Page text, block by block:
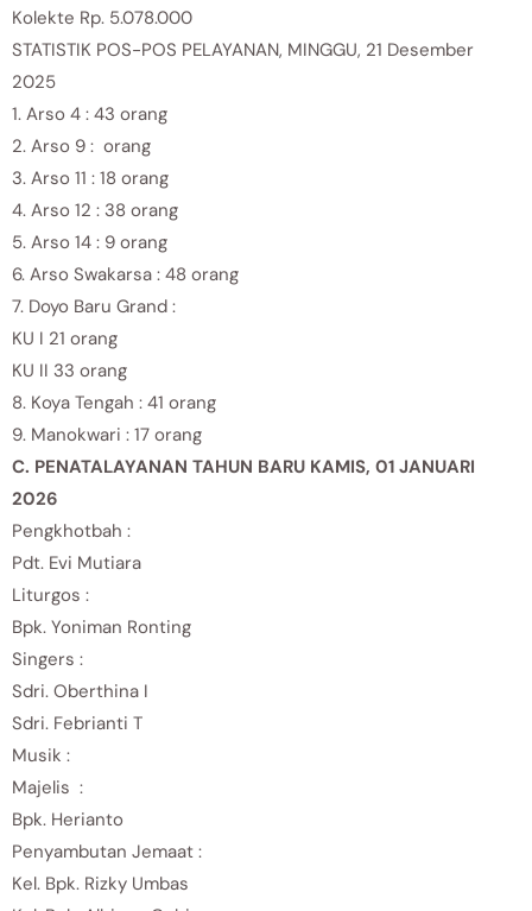
Kolekte Rp. 5.078.000
STATISTIK POS-POS PELAYANAN, MINGGU, 21 Desember
2025
1. Arso 4 : 43 orang
2. Arso 9 : orang
3. Arso 11 : 18 orang
4. Arso 12 : 38 orang
5. Arso 14 : 9 orang
6. Arso Swakarsa : 48 orang
7. Doyo Baru Grand :
KU I 21 orang
KU II 33 orang
8. Koya Tengah : 41 orang
9. Manokwari : 17 orang
C. PENATALAYANAN TAHUN BARU KAMIS, 01 JANUARI
2026
Pengkhotbah :
Pdt. Evi Mutiara
Liturgos :
Bpk. Yoniman Ronting
Singers :
Sdri. Oberthina I
Sdri. Febrianti T
Musik :
Majelis :
Bpk. Herianto
Penyambutan Jemaat :
Kel. Bpk. Rizky Umbas